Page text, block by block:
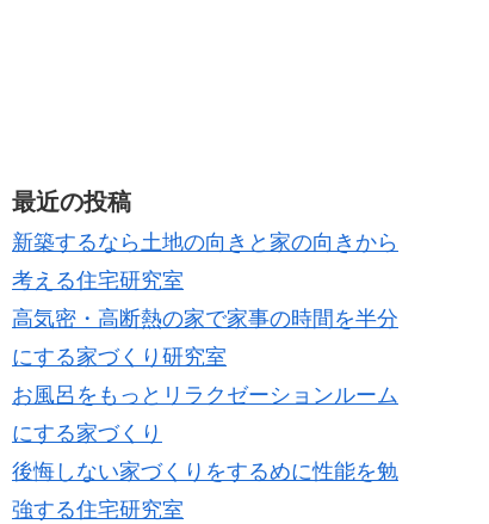
最近の投稿
新築するなら土地の向きと家の向きから
考える住宅研究室
高気密・高断熱の家で家事の時間を半分
にする家づくり研究室
お風呂をもっとリラクゼーションルーム
にする家づくり
後悔しない家づくりをするめに性能を勉
強する住宅研究室